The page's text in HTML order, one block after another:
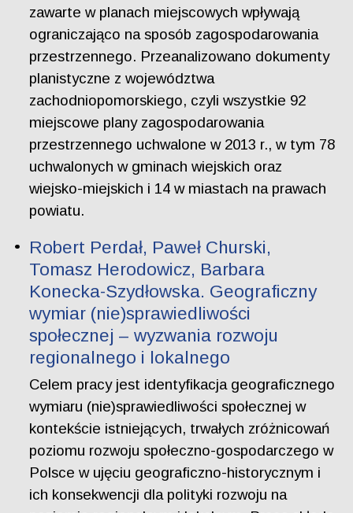
zawarte w planach miejscowych wpływają
ograniczająco na sposób zagospodarowania
przestrzennego. Przeanalizowano dokumenty
planistyczne z województwa
zachodniopomorskiego, czyli wszystkie 92
miejscowe plany zagospodarowania
przestrzennego uchwalone w 2013 r., w tym 78
uchwalonych w gminach wiejskich oraz
wiejsko-miejskich i 14 w miastach na prawach
powiatu.
Robert Perdał, Paweł Churski,
Tomasz Herodowicz, Barbara
Konecka-Szydłowska. Geograficzny
wymiar (nie)sprawiedliwości
społecznej – wyzwania rozwoju
regionalnego i lokalnego
Celem pracy jest identyfikacja geograficznego
wymiaru (nie)sprawiedliwości społecznej w
kontekście istniejących, trwałych zróżnicowań
poziomu rozwoju społeczno-gospodarczego w
Polsce w ujęciu geograficzno-historycznym i
ich konsekwencji dla polityki rozwoju na